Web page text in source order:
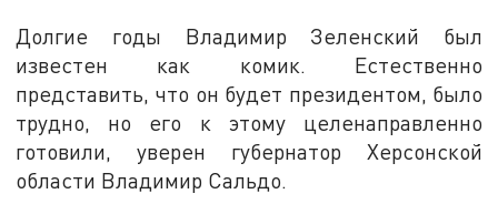
Долгие годы Владимир Зеленский был
известен как комик. Естественно
представить, что он будет президентом, было
трудно, но его к этому целенаправленно
готовили, уверен губернатор Херсонской
области Владимир Сальдо.